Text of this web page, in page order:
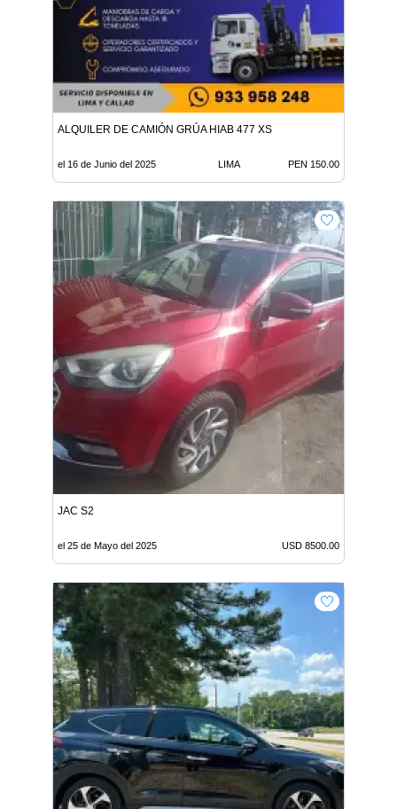
ALQUILER DE CAMIÓN GRÚA HIAB 477 XS
el 16 de Junio del 2025 LIMA PEN 150.00
JAC S2
el 25 de Mayo del 2025 USD 8500.00